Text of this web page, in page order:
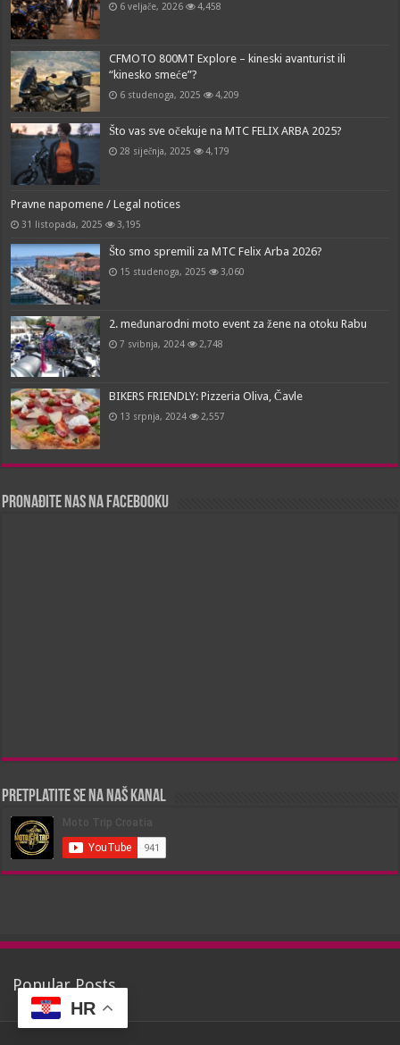
6 veljače, 2026 4,458
CFMOTO 800MT Explore – kineski avanturist ili
“kinesko smeće”?
6 studenoga, 2025 4,209
Što vas sve očekuje na MTC FELIX ARBA 2025?
28 siječnja, 2025 4,179
Pravne napomene / Legal notices
31 listopada, 2025 3,195
Što smo spremili za MTC Felix Arba 2026?
15 studenoga, 2025 3,060
2. međunarodni moto event za žene na otoku Rabu
7 svibnja, 2024 2,748
BIKERS FRIENDLY: Pizzeria Oliva, Čavle
13 srpnja, 2024 2,557
Pronađite nas na Facebooku
Pretplatite se na naš kanal
Popular Posts
HR